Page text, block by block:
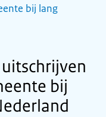
bij lang
bij